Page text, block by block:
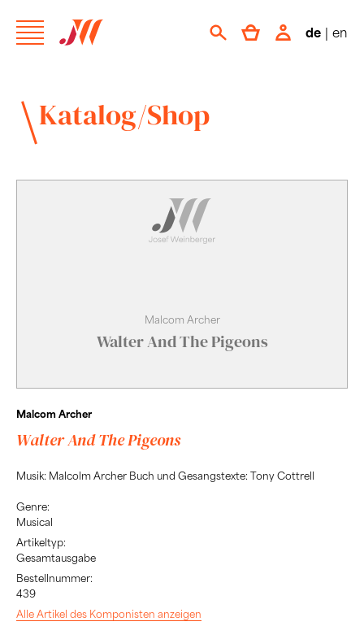
de | en
Katalog/Shop
Malcom Archer
Walter And The Pigeons
Malcom Archer
Walter And The Pigeons
Musik: Malcolm Archer Buch und Gesangstexte: Tony Cottrell
Genre:
Musical
Artikeltyp:
Gesamtausgabe
Bestellnummer:
439
Alle Artikel des Komponisten anzeigen